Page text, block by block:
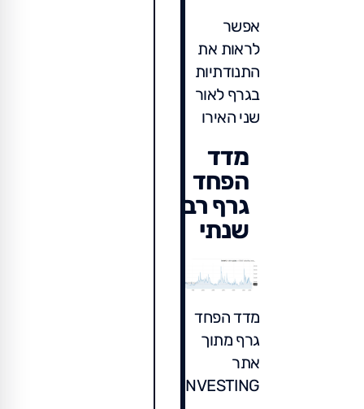
אפשר
לראות את
התנודתיות
בגרף לאור
שני האירו
מדד
הפחד
גרף רב
שנתי
מדד הפחד
גרף מתוך
אתר
INVESTING